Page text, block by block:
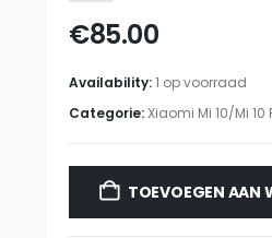
€85.00
Availability:1 op voorraad
Categorie:Xiaomi Mi 10/Mi 10
TOEVOEGEN AAN